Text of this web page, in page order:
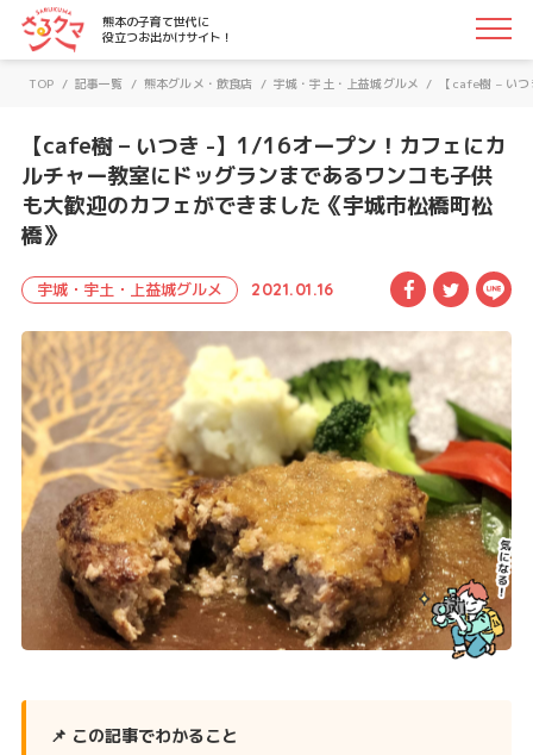
さるクマ-さるこう、熊本-｜熊本の子育て世代に役立つお
熊本の子育て世代に
役立つお出かけサイト！
TOP / 記事一覧 / 熊本グルメ・飲食店 / 宇城・宇土・上益城グルメ / 【cafe樹 – い
【cafe樹 – いつき -】1/16オープン！カフェにカ
ルチャー教室にドッグランまであるワンコも子供
も大歓迎のカフェができました《宇城市松橋町松
橋》
宇城・宇土・上益城グルメ 2021.01.16 Facebook
📌 この記事でわかること